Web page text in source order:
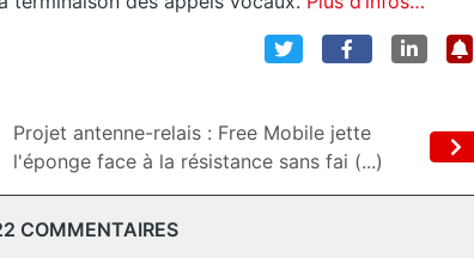
Projet antenne-relais : Free Mobile jette
l'éponge face à la résistance sans fai (...)
COMMENTAIRES